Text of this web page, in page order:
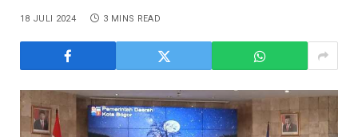
18 JULI 2024 3 MINS READ